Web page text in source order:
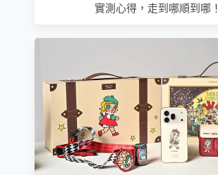
實測心得，走到哪順到哪！